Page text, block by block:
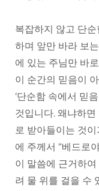
복잡하지 않고 단
하며 앞만 바라 보
에 있는 주님만 바
이 순간의 믿음이
‘단순함 속에서 믿
것입니다. 왜냐하면
로 받아들이는 것
에 주께서 “베드로
이 말씀에 근거하
려 물 위를 걸을 수